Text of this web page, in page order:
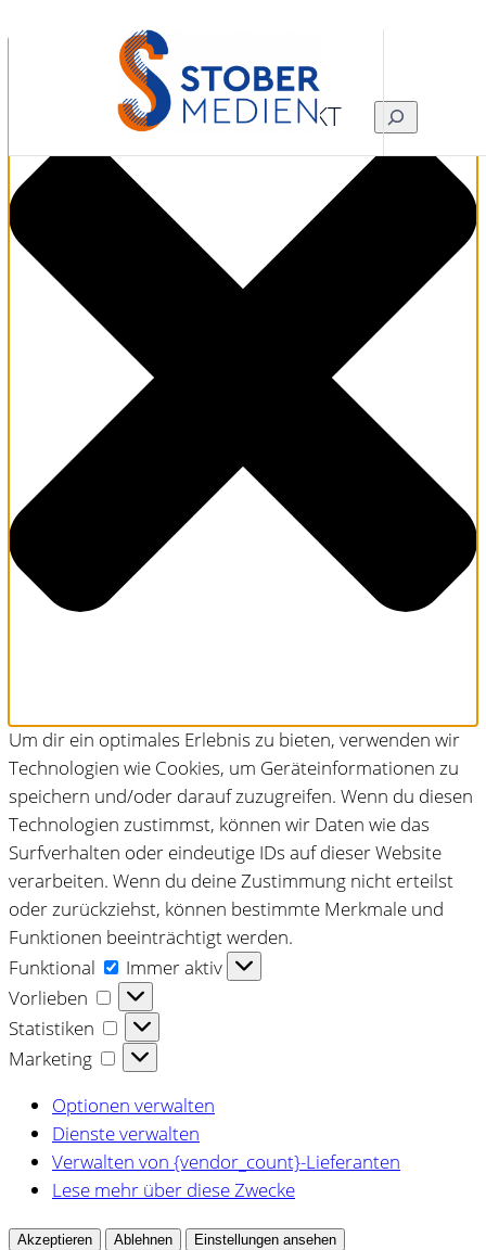
Um dir ein optimales Erlebnis zu bieten, verwenden wir
Technologien wie Cookies, um Geräteinformationen zu
speichern und/oder darauf zuzugreifen. Wenn du diesen
Technologien zustimmst, können wir Daten wie das
Surfverhalten oder eindeutige IDs auf dieser Website
verarbeiten. Wenn du deine Zustimmung nicht erteilst
oder zurückziehst, können bestimmte Merkmale und
Funktionen beeinträchtigt werden.
Funktional
Funktional
Immer aktiv
Vorlieben
Vorlieben
Statistiken
Statistiken
Marketing
Marketing
Optionen verwalten
Dienste verwalten
Verwalten von {vendor_count}-Lieferanten
Lese mehr über diese Zwecke
Akzeptieren Ablehnen
Einstellungen ansehen
KONTAKT SUCHEN